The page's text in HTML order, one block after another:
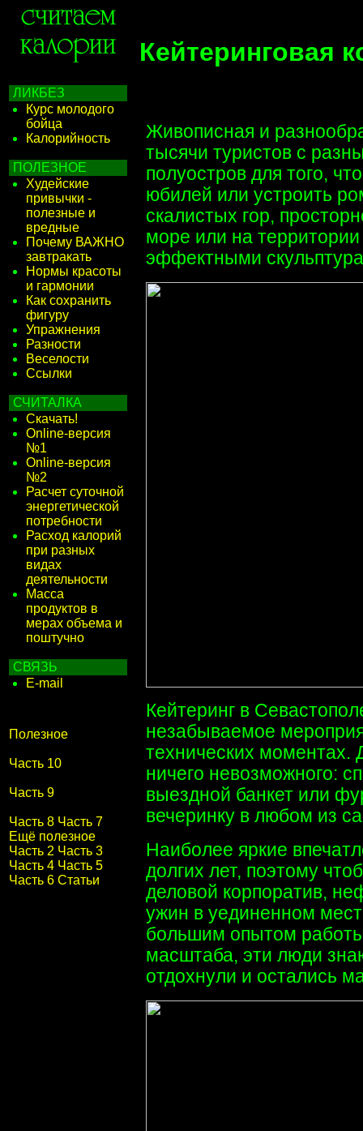
ЛИКБЕЗ
Курс молодого
бойца
Калорийность
ПОЛЕЗНОЕ
Худейские
привычки -
полезные и
вредные
Почему ВАЖНО
завтракать
Нормы красоты
и гармонии
Как сохранить
фигуру
Упражнения
Разности
Веселости
Ссылки
СЧИТАЛКА
Скачать!
Online-версия
№1
Online-версия
№2
Расчет суточной
энергетической
потребности
Расход калорий
при разных
видах
деятельности
Масса
продуктов в
мерах объема и
поштучно
СВЯЗЬ
E-mail
Полезное
Часть 10
Часть 9
Часть 8 Часть 7
Ещё полезное
Часть 2 Часть 3
Часть 4 Часть 5
Часть 6 Статьи
Кейтеринговая
Живописная и
тысячи туристов с
полуостров для того,
юбилей или устроить
скалистых гор,
море или на
эффектными
Кейтеринг в
незабываемое
технических моментах.
ничего невозможного:
выездной банкет или
вечеринку в любом из
Наиболее яркие
долгих лет, поэтому
деловой корпоратив,
ужин в уединенном
большим опытом
масштаба, эти люди
отдохнули и остались